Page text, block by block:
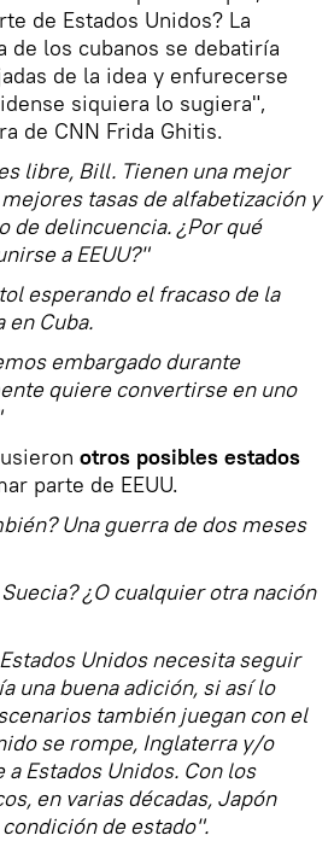
de Estados Unidos? La
de los cubanos se debatiría
de la idea y enfurecerse
siquiera lo sugiera",
de CNN Frida Ghitis.
libre, Bill. Tienen una mejor
tasas de alfabetización y
de delincuencia. ¿Por qué
a EEUU?"
esperando el fracaso de la
Cuba.
embargado durante
quiere convertirse en uno
otros posibles estados
parte de EEUU.
Una guerra de dos meses
¿O cualquier otra nación
Unidos necesita seguir
una buena adición, si así lo
también juegan con el
se rompe, Inglaterra y/o
Estados Unidos. Con los
en varias décadas, Japón
de estado".